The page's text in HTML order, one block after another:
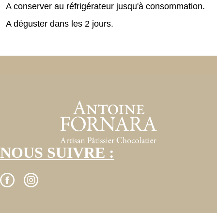
A conserver au réfrigérateur jusqu'à consommation.
A déguster dans les 2 jours.
NOUS SUIVRE :